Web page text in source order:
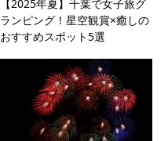
【2025年夏】千葉で女子旅グ
ランピング！星空観賞×癒しの
おすすめスポット5選